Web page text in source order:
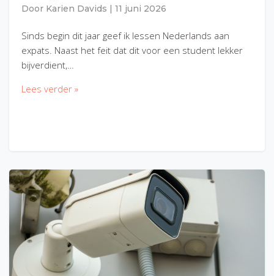
Door Karien Davids 11 juni 2026
Sinds begin dit jaar geef ik lessen Nederlands aan
expats. Naast het feit dat dit voor een student lekker
bijverdient,…
Lees verder »